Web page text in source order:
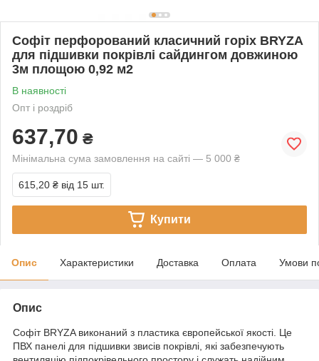
Софіт перфорований класичний горіх BRYZA
для підшивки покрівлі сайдингом довжиною
3м площою 0,92 м2
В наявності
Опт і роздріб
637,70 ₴
Мінімальна сума замовлення на сайті — 5 000 ₴
615,20 ₴ від 15 шт.
Купити
Опис Характеристики Доставка Оплата Умови
Опис
Софіт BRYZA виконаний з пластика європейської якості. Це
ПВХ панелі для підшивки звисів покрівлі, які забезпечують